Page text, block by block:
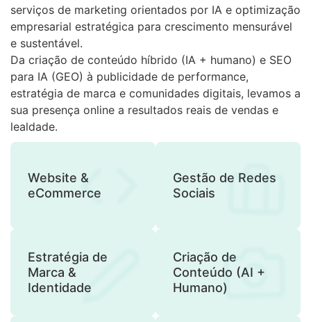
serviços de marketing orientados por IA e optimização
empresarial estratégica para crescimento mensurável
e sustentável.
Da criação de conteúdo híbrido (IA + humano) e SEO
para IA (GEO) à publicidade de performance,
estratégia de marca e comunidades digitais, levamos a
sua presença online a resultados reais de vendas e
lealdade.
Website &
eCommerce
Gestão de Redes
Sociais
Estratégia de
Marca &
Identidade
Criação de
Conteúdo (AI +
Humano)